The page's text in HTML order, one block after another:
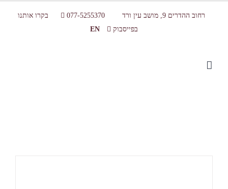
רחוב ההדרים 9, מושב עין ורד 077-5255370
בקרו אותנו
בפייסבוק
EN